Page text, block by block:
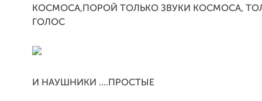
КОСМОСА,ПОРОЙ ТОЛЬКО ЗВУКИ КОСМОСА,
ГОЛОС
И НАУШНИКИ ....ПРОСТЫЕ